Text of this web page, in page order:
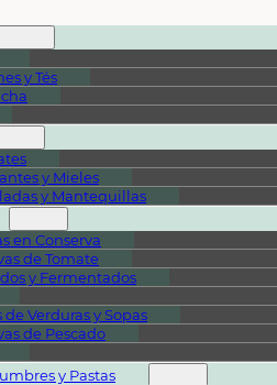
y Tés
y Mieles
y Mantequillas
en Conserva
de Tomate
y Fermentados
de Verduras y Sopas
de Pescado
y Pastas